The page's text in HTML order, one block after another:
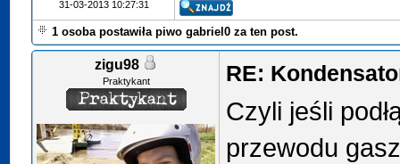
31-03-2013 10:27:31
1 osoba postawiła piwo gabriel0 za ten post.
zigu98
Praktykant RE:
Czyli jeśli
przewodu